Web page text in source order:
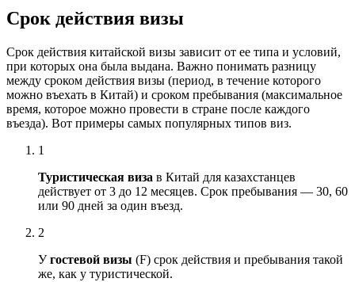
Срок действия визы
Срок действия китайской визы зависит от ее типа и условий,
при которых она была выдана. Важно понимать разницу
между сроком действия визы (период, в течение которого
можно въехать в Китай) и сроком пребывания (максимальное
время, которое можно провести в стране после каждого
въезда). Вот примеры самых популярных типов виз.
1
Туристическая виза в Китай для казахстанцев
действует от 3 до 12 месяцев. Срок пребывания — 30, 60
или 90 дней за один въезд.
2
У гостевой визы (F) срок действия и пребывания такой
же, как у туристической.